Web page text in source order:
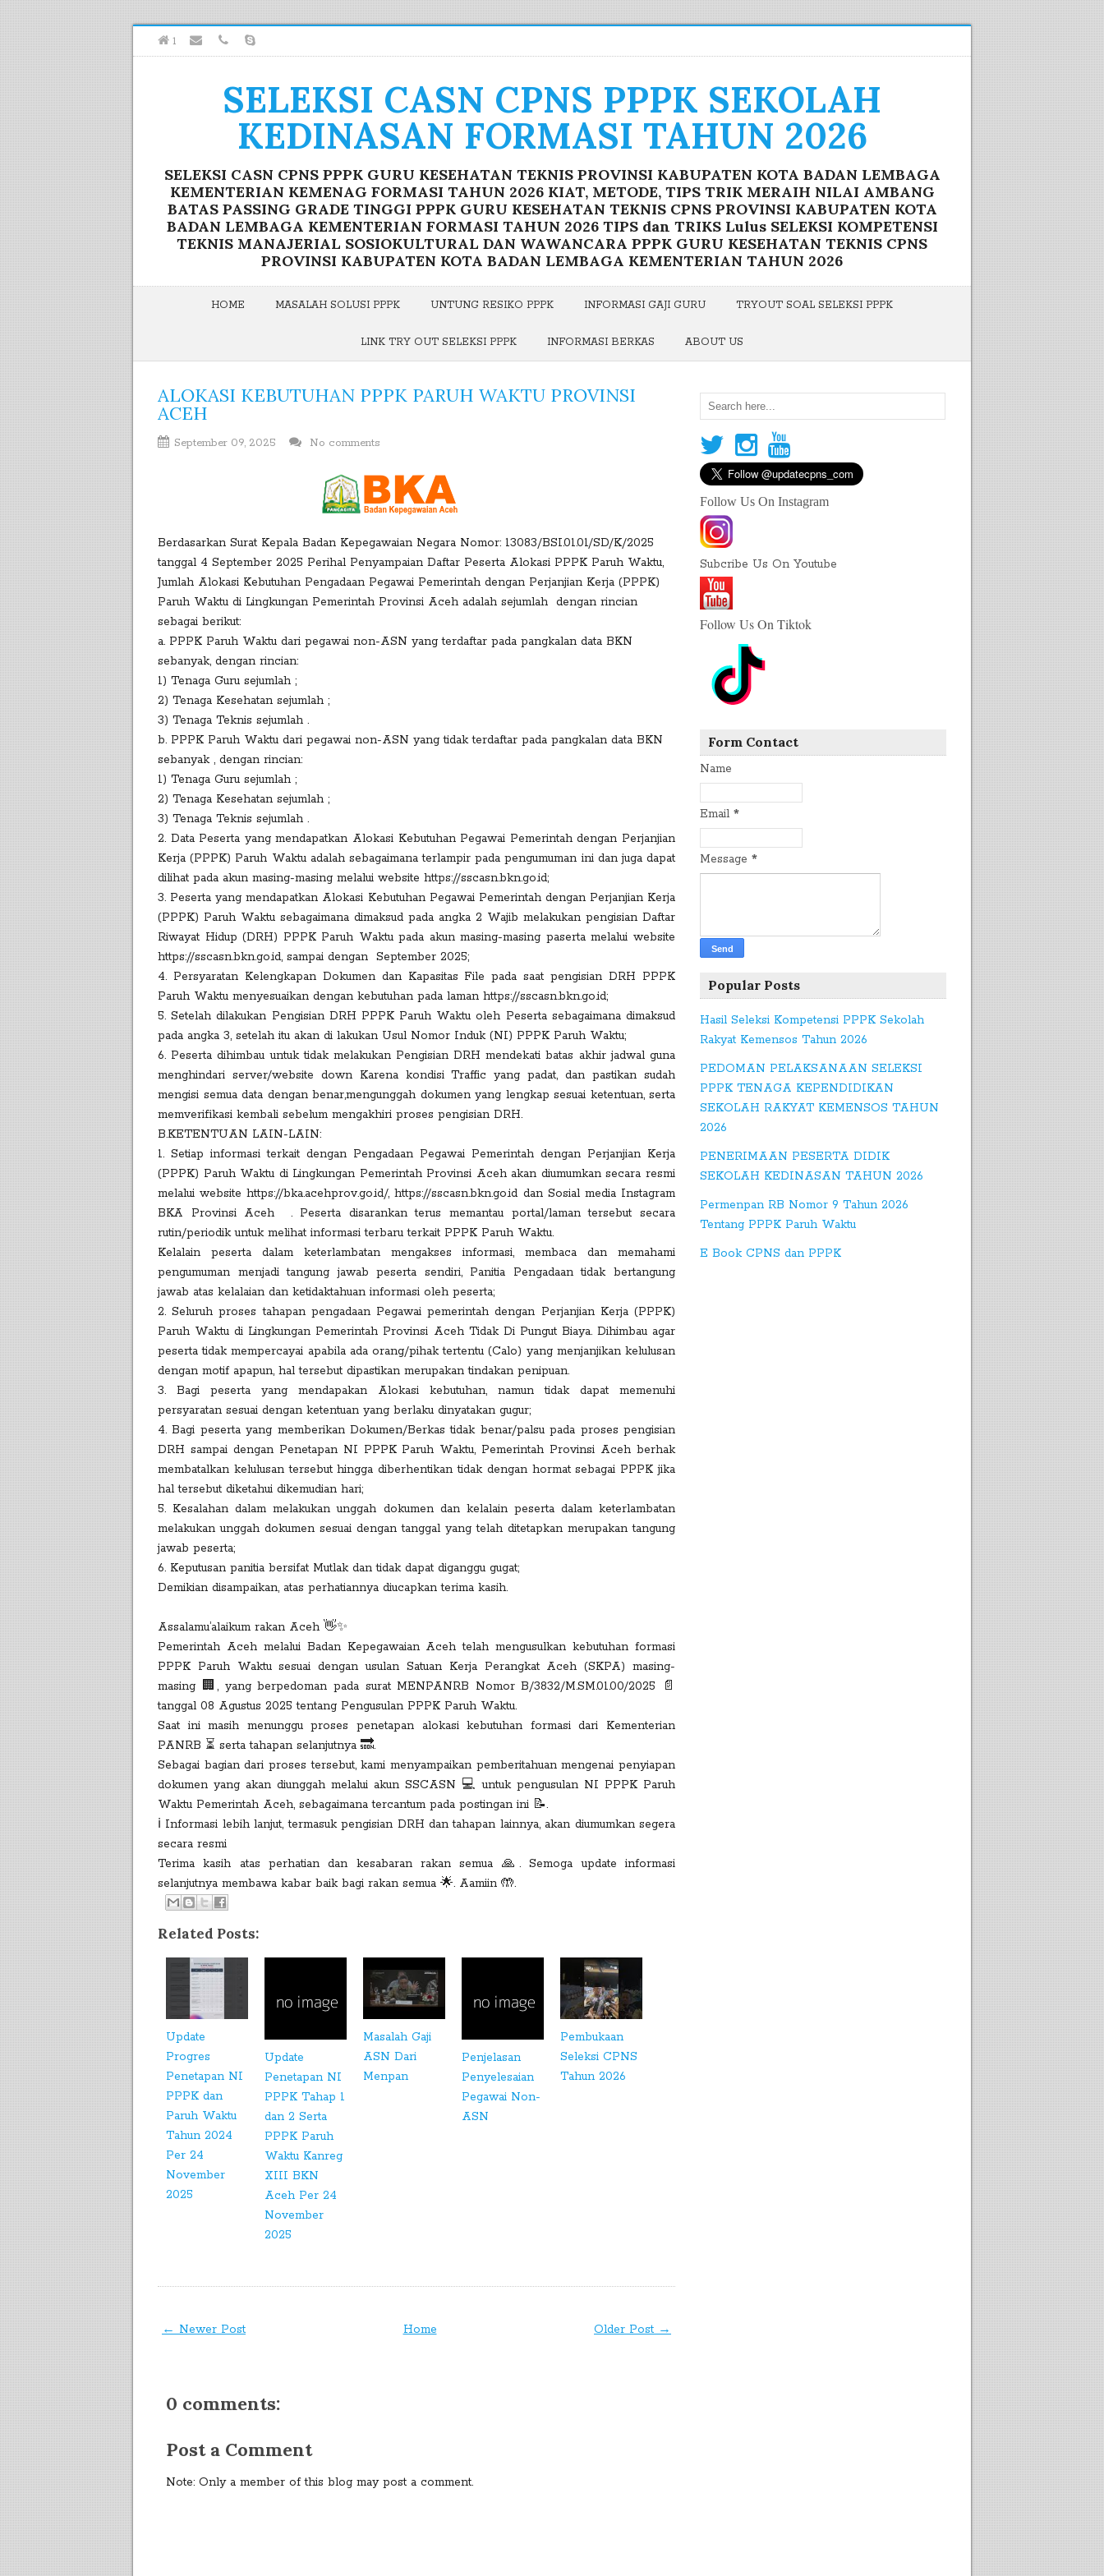
1
SELEKSI CASN CPNS PPPK SEKOLAH
KEDINASAN FORMASI TAHUN 2026
SELEKSI CASN CPNS PPPK GURU KESEHATAN TEKNIS PROVINSI KABUPATEN KOTA BADAN LEMBAGA
KEMENTERIAN KEMENAG FORMASI TAHUN 2026 KIAT, METODE, TIPS TRIK MERAIH NILAI AMBANG
BATAS PASSING GRADE TINGGI PPPK GURU KESEHATAN TEKNIS CPNS PROVINSI KABUPATEN KOTA
BADAN LEMBAGA KEMENTERIAN FORMASI TAHUN 2026 TIPS dan TRIKS Lulus SELEKSI KOMPETENSI
TEKNIS MANAJERIAL SOSIOKULTURAL DAN WAWANCARA PPPK GURU KESEHATAN TEKNIS CPNS
PROVINSI KABUPATEN KOTA BADAN LEMBAGA KEMENTERIAN TAHUN 2026
HOME MASALAH SOLUSI PPPK UNTUNG RESIKO PPPK INFORMASI GAJI GURU TRYOUT SOAL SELEKSI PPPK
LINK TRY OUT SELEKSI PPPK INFORMASI BERKAS ABOUT US
ALOKASI KEBUTUHAN PPPK PARUH WAKTU PROVINSI
ACEH
September 09, 2025 No comments
Berdasarkan Surat Kepala Badan Kepegawaian Negara Nomor: 13083/BSI.01.01/SD/K/2025
tanggal 4 September 2025 Perihal Penyampaian Daftar Peserta Alokasi PPPK Paruh Waktu,
Jumlah Alokasi Kebutuhan Pengadaan Pegawai Pemerintah dengan Perjanjian Kerja (PPPK)
Paruh Waktu di Lingkungan Pemerintah Provinsi Aceh adalah sejumlah dengan rincian
sebagai berikut:
a. PPPK Paruh Waktu dari pegawai non-ASN yang terdaftar pada pangkalan data BKN
sebanyak, dengan rincian:
1) Tenaga Guru sejumlah ;
2) Tenaga Kesehatan sejumlah ;
3) Tenaga Teknis sejumlah .
b. PPPK Paruh Waktu dari pegawai non-ASN yang tidak terdaftar pada pangkalan data BKN
sebanyak , dengan rincian:
1) Tenaga Guru sejumlah ;
2) Tenaga Kesehatan sejumlah ;
3) Tenaga Teknis sejumlah .
2. Data Peserta yang mendapatkan Alokasi Kebutuhan Pegawai Pemerintah dengan Perjanjian
Kerja (PPPK) Paruh Waktu adalah sebagaimana terlampir pada pengumuman ini dan juga dapat
dilihat pada akun masing-masing melalui website https://sscasn.bkn.go.id;
3. Peserta yang mendapatkan Alokasi Kebutuhan Pegawai Pemerintah dengan Perjanjian Kerja
(PPPK) Paruh Waktu sebagaimana dimaksud pada angka 2 Wajib melakukan pengisian Daftar
Riwayat Hidup (DRH) PPPK Paruh Waktu pada akun masing-masing paserta melalui website
https://sscasn.bkn.go.id, sampai dengan September 2025;
4. Persyaratan Kelengkapan Dokumen dan Kapasitas File pada saat pengisian DRH PPPK
Paruh Waktu menyesuaikan dengan kebutuhan pada laman https://sscasn.bkn.go.id;
5. Setelah dilakukan Pengisian DRH PPPK Paruh Waktu oleh Peserta sebagaimana dimaksud
pada angka 3, setelah itu akan di lakukan Usul Nomor Induk (NI) PPPK Paruh Waktu;
6. Peserta dihimbau untuk tidak melakukan Pengisian DRH mendekati batas akhir jadwal guna
menghindari server/website down Karena kondisi Traffic yang padat, dan pastikan sudah
mengisi semua data dengan benar,mengunggah dokumen yang lengkap sesuai ketentuan, serta
memverifikasi kembali sebelum mengakhiri proses pengisian DRH.
B.KETENTUAN LAIN-LAIN:
1. Setiap informasi terkait dengan Pengadaan Pegawai Pemerintah dengan Perjanjian Kerja
(PPPK) Paruh Waktu di Lingkungan Pemerintah Provinsi Aceh akan diumumkan secara resmi
melalui website https://bka.acehprov.go.id/, https://sscasn.bkn.go.id dan Sosial media Instagram
BKA Provinsi Aceh . Peserta disarankan terus memantau portal/laman tersebut secara
rutin/periodik untuk melihat informasi terbaru terkait PPPK Paruh Waktu.
Kelalain peserta dalam keterlambatan mengakses informasi, membaca dan memahami
pengumuman menjadi tangung jawab peserta sendiri, Panitia Pengadaan tidak bertangung
jawab atas kelalaian dan ketidaktahuan informasi oleh peserta;
2. Seluruh proses tahapan pengadaan Pegawai pemerintah dengan Perjanjian Kerja (PPPK)
Paruh Waktu di Lingkungan Pemerintah Provinsi Aceh Tidak Di Pungut Biaya. Dihimbau agar
peserta tidak mempercayai apabila ada orang/pihak tertentu (Calo) yang menjanjikan kelulusan
dengan motif apapun, hal tersebut dipastikan merupakan tindakan penipuan.
3. Bagi peserta yang mendapakan Alokasi kebutuhan, namun tidak dapat memenuhi
persyaratan sesuai dengan ketentuan yang berlaku dinyatakan gugur;
4. Bagi peserta yang memberikan Dokumen/Berkas tidak benar/palsu pada proses pengisian
DRH sampai dengan Penetapan NI PPPK Paruh Waktu, Pemerintah Provinsi Aceh berhak
membatalkan kelulusan tersebut hingga diberhentikan tidak dengan hormat sebagai PPPK jika
hal tersebut diketahui dikemudian hari;
5. Kesalahan dalam melakukan unggah dokumen dan kelalain peserta dalam keterlambatan
melakukan unggah dokumen sesuai dengan tanggal yang telah ditetapkan merupakan tangung
jawab peserta;
6. Keputusan panitia bersifat Mutlak dan tidak dapat diganggu gugat;
Demikian disampaikan, atas perhatiannya diucapkan terima kasih.
Assalamu’alaikum rakan Aceh 👋✨
Pemerintah Aceh melalui Badan Kepegawaian Aceh telah mengusulkan kebutuhan formasi
PPPK Paruh Waktu sesuai dengan usulan Satuan Kerja Perangkat Aceh (SKPA) masing-
masing 🏢, yang berpedoman pada surat MENPANRB Nomor B/3832/M.SM.01.00/2025 📄
tanggal 08 Agustus 2025 tentang Pengusulan PPPK Paruh Waktu.
Saat ini masih menunggu proses penetapan alokasi kebutuhan formasi dari Kementerian
PANRB ⏳ serta tahapan selanjutnya 🔜.
Sebagai bagian dari proses tersebut, kami menyampaikan pemberitahuan mengenai penyiapan
dokumen yang akan diunggah melalui akun SSCASN 💻 untuk pengusulan NI PPPK Paruh
Waktu Pemerintah Aceh, sebagaimana tercantum pada postingan ini 📝.
ℹ️ Informasi lebih lanjut, termasuk pengisian DRH dan tahapan lainnya, akan diumumkan segera
secara resmi
Terima kasih atas perhatian dan kesabaran rakan semua 🙏. Semoga update informasi
selanjutnya membawa kabar baik bagi rakan semua 🌟. Aamiin 🤲.
Related Posts:
Update
Progres
Penetapan NI
PPPK dan
Paruh Waktu
Tahun 2024
Per 24
November
2025
Update
Penetapan NI
PPPK Tahap 1
dan 2 Serta
PPPK Paruh
Waktu Kanreg
XIII BKN
Aceh Per 24
November
2025
Masalah Gaji
ASN Dari
Menpan
Penjelasan
Penyelesaian
Pegawai Non-
ASN
Pembukaan
Seleksi CPNS
Tahun 2026
← Newer Post Older Post →
Home
0 comments:
Post a Comment
Note: Only a member of this blog may post a comment.
Follow Us On Instagram
Subcribe Us On Youtube
Follow Us On Tiktok
Form Contact
Name
Email *
Message *
Popular Posts
Hasil Seleksi Kompetensi PPPK Sekolah
Rakyat Kemensos Tahun 2026
PEDOMAN PELAKSANAAN SELEKSI
PPPK TENAGA KEPENDIDIKAN
SEKOLAH RAKYAT KEMENSOS TAHUN
2026
PENERIMAAN PESERTA DIDIK
SEKOLAH KEDINASAN TAHUN 2026
Permenpan RB Nomor 9 Tahun 2026
Tentang PPPK Paruh Waktu
E Book CPNS dan PPPK